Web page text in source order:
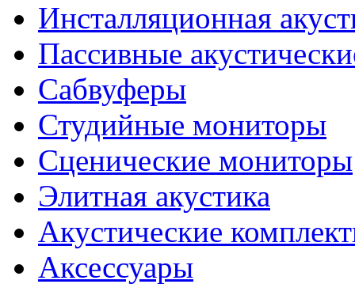
Инсталляционная
Пассивные
Сабвуферы
Студийные мониторы
Сценические мониторы
Элитная акустика
Акустические
Аксессуары